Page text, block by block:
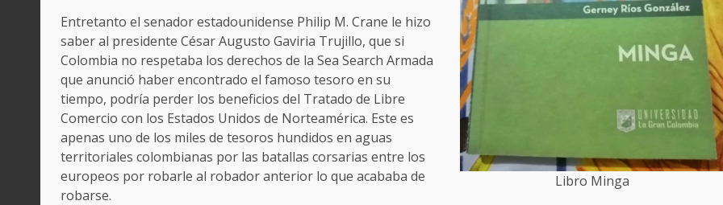
Libro Minga
Entretanto el senador estadounidense Philip M. Crane le hizo
saber al presidente César Augusto Gaviria Trujillo, que si
Colombia no respetaba los derechos de la Sea Search Armada
que anunció haber encontrado el famoso tesoro en su
tiempo, podría perder los beneficios del Tratado de Libre
Comercio con los Estados Unidos de Norteamérica. Este es
apenas uno de los miles de tesoros hundidos en aguas
territoriales colombianas por las batallas corsarias entre los
europeos por robarle al robador anterior lo que acababa de
robarse.